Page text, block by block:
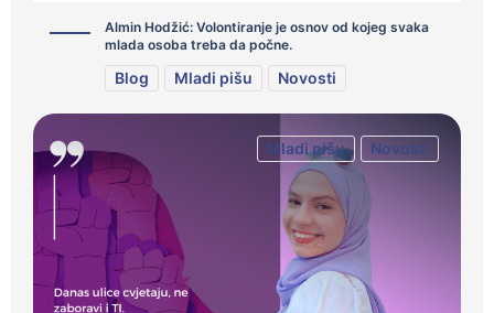
Almin Hodžić: Volontiranje je osnov od kojeg svaka
mlada osoba treba da počne.
Blog Mladi pišu Novosti
Mladi pišu Novosti